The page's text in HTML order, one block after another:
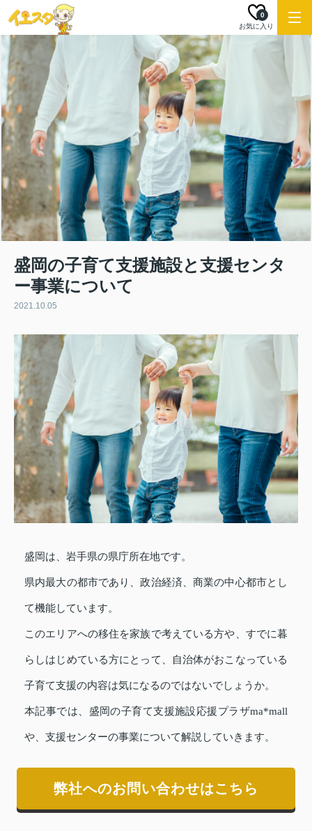
お気に入り
0
盛岡の子育て支援施設と支援センタ
ー事業について
2021.10.05
盛岡は、岩手県の県庁所在地です。
県内最大の都市であり、政治経済、商業の中心都市とし
て機能しています。
このエリアへの移住を家族で考えている方や、すでに暮
らしはじめている方にとって、自治体がおこなっている
子育て支援の内容は気になるのではないでしょうか。
本記事では、盛岡の子育て支援施設応援プラザma*mall
や、支援センターの事業について解説していきます。
弊社へのお問い合わせはこちら